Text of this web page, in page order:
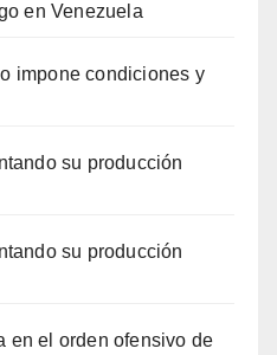
en Venezuela
impone condiciones y
su producción
su producción
en el orden ofensivo de